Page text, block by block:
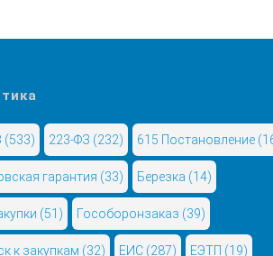
(533) 223-ФЗ (232) 615 Постановление
гарантия (33) Березка (14)
(51) Гособоронзаказ (39)
к закупкам (32) ЕИС (287) ЕЭТП (19)